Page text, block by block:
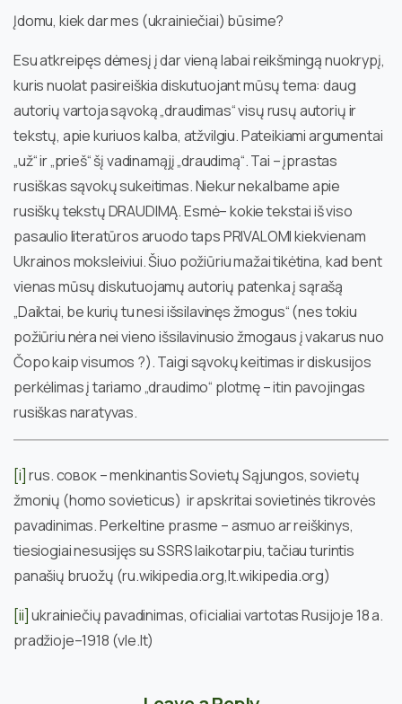
Įdomu, kiek dar mes (ukrainiečiai) būsime?
Esu atkreipęs dėmesį į dar vieną labai reikšmingą nuokrypį,
kuris nuolat pasireiškia diskutuojant mūsų tema: daug
autorių vartoja sąvoką „draudimas“ visų rusų autorių ir
tekstų, apie kuriuos kalba, atžvilgiu. Pateikiami argumentai
„už“ ir „prieš“ šį vadinamąjį „draudimą“. Tai – įprastas
rusiškas sąvokų sukeitimas. Niekur nekalbame apie
rusiškų tekstų DRAUDIMĄ. Esmė– kokie tekstai iš viso
pasaulio literatūros aruodo taps PRIVALOMI kiekvienam
Ukrainos moksleiviui. Šiuo požiūriu mažai tikėtina, kad bent
vienas mūsų diskutuojamų autorių patenka į sąrašą
„Daiktai, be kurių tu nesi išsilavinęs žmogus“ (nes tokiu
požiūriu nėra nei vieno išsilavinusio žmogaus į vakarus nuo
Čopo kaip visumos ?). Taigi sąvokų keitimas ir diskusijos
perkėlimas į tariamo „draudimo“ plotmę – itin pavojingas
rusiškas naratyvas.
[i] rus. совок – menkinantis Sovietų Sąjungos, sovietų
žmonių (homo sovieticus) ir apskritai sovietinės tikrovės
pavadinimas. Perkeltine prasme – asmuo ar reiškinys,
tiesiogiai nesusijęs su SSRS laikotarpiu, tačiau turintis
panašių bruožų (ru.wikipedia.org,lt.wikipedia.org)
[ii] ukrainiečių pavadinimas, oficialiai vartotas Rusijoje 18 a.
pradžioje–1918 (vle.lt)